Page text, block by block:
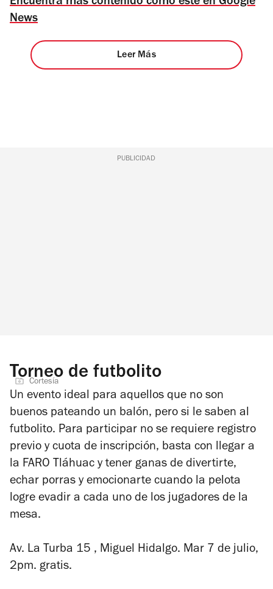
News
Leer Más
PUBLICIDAD
Torneo de futbolito
Cortesía
Un evento ideal para aquellos que no son
buenos pateando un balón, pero si le saben al
futbolito. Para participar no se requiere registro
previo y cuota de inscripción, basta con llegar a
la FARO Tláhuac y tener ganas de divertirte,
echar porras y emocionarte cuando la pelota
logre evadir a cada uno de los jugadores de la
mesa.
Av. La Turba 15 , Miguel Hidalgo. Mar 7 de julio,
2pm. gratis.